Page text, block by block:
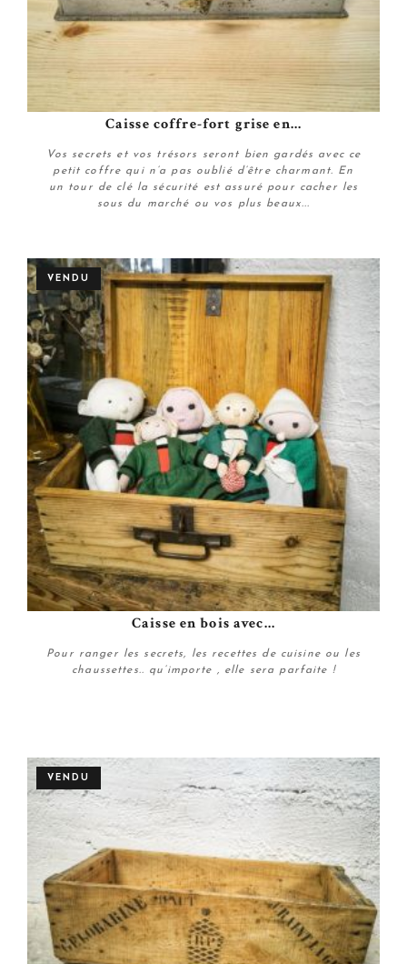
Plus de détails
Caisse coffre-fort grise en...
Vos secrets et vos trésors seront bien gardés avec ce
petit coffre qui n’a pas oublié d’être charmant. En
un tour de clé la sécurité est assuré pour cacher les
sous du marché ou vos plus beaux...
Plus de détails
VENDU
Caisse en bois avec...
Pour ranger les secrets, les recettes de cuisine ou les
chaussettes.. qu’importe , elle sera parfaite !
VENDU